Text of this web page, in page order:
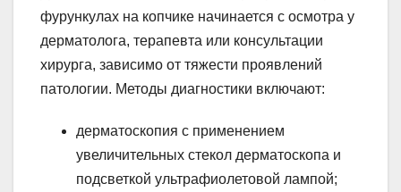
фурункулах на копчике начинается с осмотра у
дерматолога, терапевта или консультации
хирурга, зависимо от тяжести проявлений
патологии. Методы диагностики включают:
дерматоскопия с применением
увеличительных стекол дерматоскопа и
подсветкой ультрафиолетовой лампой;